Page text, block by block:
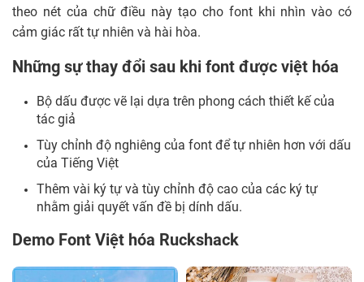
theo nét của chữ điều này tạo cho font khi nhìn vào có
cảm giác rất tự nhiên và hài hòa.
Những sự thay đổi sau khi font được việt hóa
Bộ dấu được vẽ lại dựa trên phong cách thiết kế của
tác giả
Tùy chỉnh độ nghiêng của font để tự nhiên hơn với dấu
của Tiếng Việt
Thêm vài ký tự và tùy chỉnh độ cao của các ký tự
nhằm giải quyết vấn đề bị dính dấu.
Demo Font Việt hóa Ruckshack